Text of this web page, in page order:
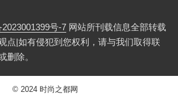
号-7网站所刊载信息全部转载
点|如有侵犯到您权利，请与我们取得联
删除。
© 2024 时尚之都网